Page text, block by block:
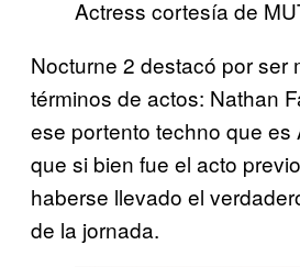
Actress cortesía de
Nocturne 2 destacó por ser
términos de actos: Nathan
ese portento techno que es
que si bien fue el acto
haberse llevado el
de la jornada.